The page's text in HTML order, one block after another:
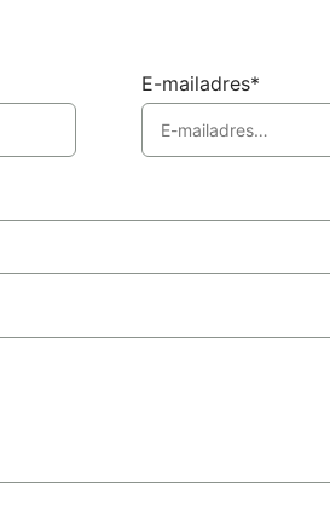
E-mailadres*